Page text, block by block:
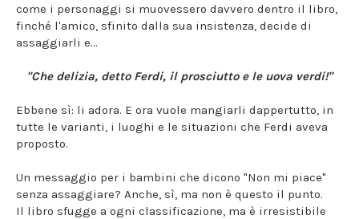
come i personaggi si muovessero davvero dentro il libro,
finché l'amico, sfinito dalla sua insistenza, decide di
assaggiarli e...
"Che delizia, detto Ferdi, il prosciutto e le uova verdi!"
Ebbene sì: li adora. E ora vuole mangiarli dappertutto, in
tutte le varianti, i luoghi e le situazioni che Ferdi aveva
proposto.
Un messaggio per i bambini che dicono "Non mi piace"
senza assaggiare? Anche, sì, ma non è questo il punto.
Il libro sfugge a ogni classificazione, ma è irresistibile